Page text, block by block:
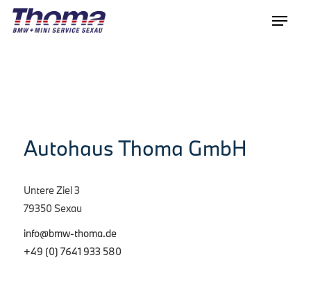
Autohaus Thoma GmbH
Untere Ziel 3
79350 Sexau
info@bmw-thoma.de
+49 (0) 7641 933 580